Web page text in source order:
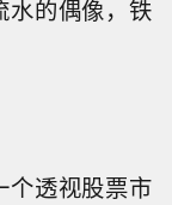
水的偶像，铁
个透视股票市